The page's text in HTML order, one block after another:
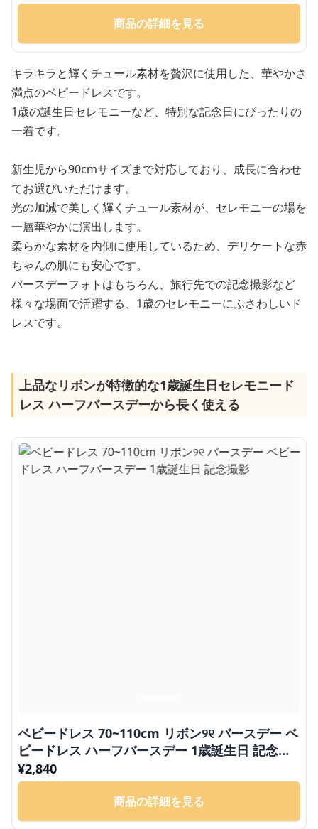
商品の詳細を見る
キラキラと輝くチュール素材を贅沢に使用した、華やかさ
満点のベビードレスです。
1歳の誕生日セレモニーなど、特別な記念日にぴったりの
一着です。
新生児から90cmサイズまで対応しており、成長に合わせ
てお選びいただけます。
光の加減で美しく輝くチュール素材が、セレモニーの場を
一層華やかに演出します。
柔らかな素材を内側に使用しているため、デリケートな赤
ちゃんの肌にも安心です。
バースデーフォトはもちろん、旅行先での記念撮影など
様々な場面で活躍する、1歳のセレモニーにふさわしいド
レスです。
上品なリボンが特徴的な1歳誕生日セレモニード
レス ハーフバースデーから長く使える
ベビードレス 70~110cm リボン୨୧ バースデー ベ
ビードレス ハーフバースデー 1歳誕生日 記念撮
影
¥2,840
商品の詳細を見る